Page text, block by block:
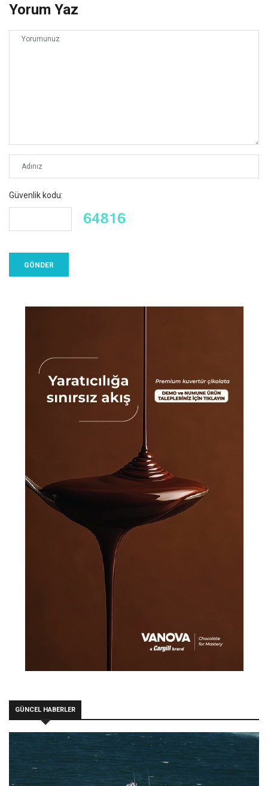
Yorum Yaz
Güvenlik kodu:
GÜNCEL HABERLER